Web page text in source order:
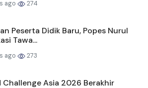
ago 274
Peserta Didik Baru, Popes Nurul
Tawa...
ago 273
Challenge Asia 2026 Berakhir